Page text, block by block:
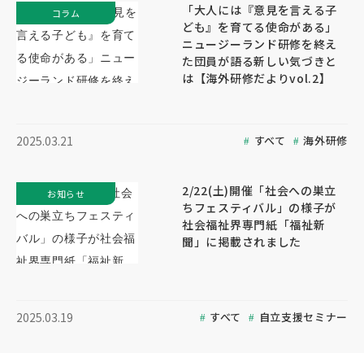
「大人には『意見を言える子
ども』を育てる使命がある」
ニュージーランド研修を終え
た団員が語る新しい気づきと
は【海外研修だよりvol.2】
2025.03.21 すべて 海外研修
コラム
2/22(土)開催「社会への巣立
ちフェスティバル」の様子が
社会福祉界専門紙「福祉新
聞」に掲載されました
2025.03.19 すべて 自立支援セミナー
お知らせ